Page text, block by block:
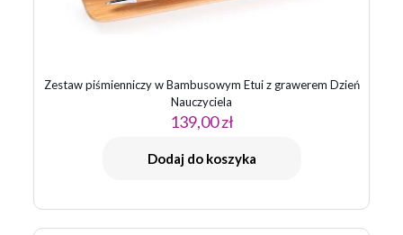
Zestaw piśmienniczy w Bambusowym Etui z grawerem Dzień
Nauczyciela
139,00zł
Dodaj do koszyka